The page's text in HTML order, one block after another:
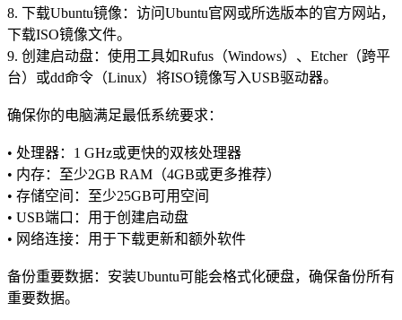
8. 下载Ubuntu镜像：访问Ubuntu官网或所选版本的官方网站，
下载ISO镜像文件。
9. 创建启动盘：使用工具如Rufus（Windows）、Etcher（跨平
台）或dd命令（Linux）将ISO镜像写入USB驱动器。
确保你的电脑满足最低系统要求：
• 处理器：1 GHz或更快的双核处理器
• 内存：至少2GB RAM（4GB或更多推荐）
• 存储空间：至少25GB可用空间
• USB端口：用于创建启动盘
• 网络连接：用于下载更新和额外软件
备份重要数据：安装Ubuntu可能会格式化硬盘，确保备份所有
重要数据。